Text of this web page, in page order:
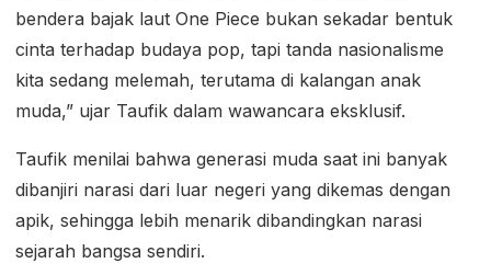
bendera bajak laut One Piece bukan sekadar bentuk
cinta terhadap budaya pop, tapi tanda nasionalisme
kita sedang melemah, terutama di kalangan anak
muda,” ujar Taufik dalam wawancara eksklusif.
Taufik menilai bahwa generasi muda saat ini banyak
dibanjiri narasi dari luar negeri yang dikemas dengan
apik, sehingga lebih menarik dibandingkan narasi
sejarah bangsa sendiri.